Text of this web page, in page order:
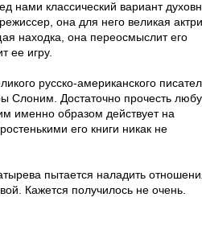
нами классический вариант
она для него великая
находка, она переосмыслит его
ее игру.
русско-американского
Слоним. Достаточно прочесть
именно образом действует на
его книги никак не
пытается наладить
Кажется получилось не очень.